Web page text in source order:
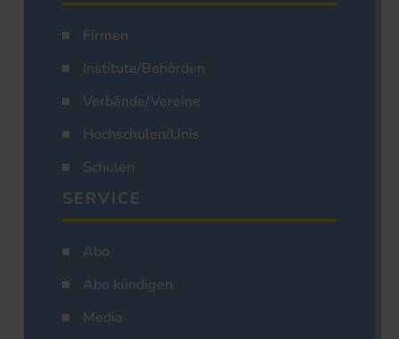
Firmen
Institute/Behörden
Verbände/Vereine
Hochschulen/Unis
Schulen
SERVICE
Abo
Abo kündigen
Media